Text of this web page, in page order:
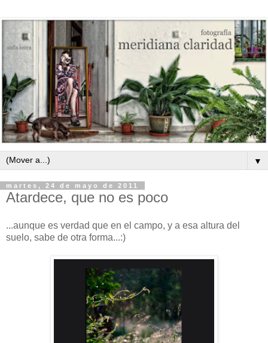
▼
martes, 24 de mayo de 2011
Atardece, que no es poco
...aunque es verdad que en el campo, y a esa altura del
suelo, sabe de otra forma...:)